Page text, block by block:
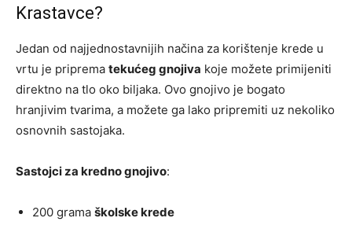
Krastavce?
Jedan od najjednostavnijih načina za korištenje krede u
vrtu je priprema tekućeg gnojiva koje možete primijeniti
direktno na tlo oko biljaka. Ovo gnojivo je bogato
hranjivim tvarima, a možete ga lako pripremiti uz nekoliko
osnovnih sastojaka.
Sastojci za kredno gnojivo:
200 grama školske krede